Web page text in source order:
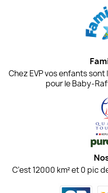
Chez EVP vos enfants
pour le Baby-
C’est 12000 km² et 0 pic